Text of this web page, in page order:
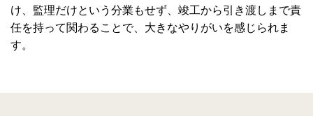
け、監理だけという分業もせず、竣工から引き渡しまで責
任を持って関わることで、大きなやりがいを感じられま
す。